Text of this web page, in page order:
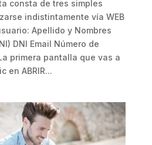
consta de tres simples
indistintamente vía WEB
Apellido y Nombres
DNI Email Número de
primera pantalla que vas a
en ABRIR...